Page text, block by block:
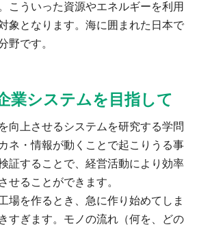
こういった資源やエネルギーを利用
象となります。海に囲まれた日本で
野です。
業システムを目指して
向上させるシステムを研究する学問
ネ・情報が動くことで起こりうる事
証することで、経営活動により効率
せることができます。
場を作るとき、急に作り始めてしま
すぎます。モノの流れ（何を、どの